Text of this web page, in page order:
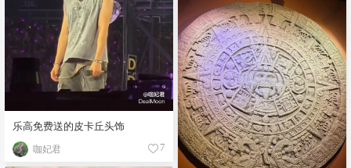
乐高免费送的皮卡丘头饰
咖妃君 7